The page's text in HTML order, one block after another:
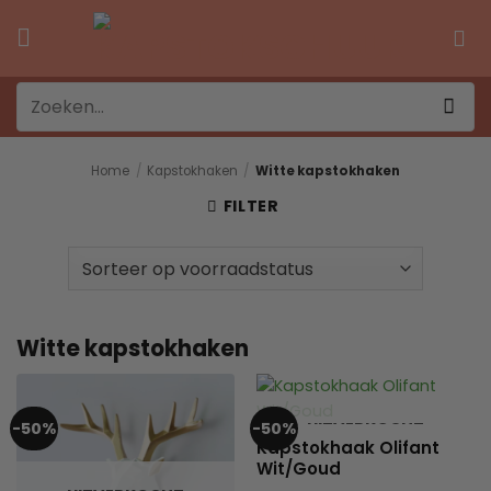
naar
naar:
Home / Kapstokhaken / Witte kapstokhaken
FILTER
Witte kapstokhaken
-50% -50% UITVERKOCHT
Kapstokhaak Olifant
Wit/Goud